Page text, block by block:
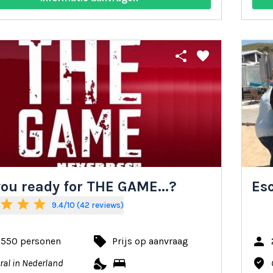
share favorite
ready for THE GAME...?
star star star 9.4/10 (42 reviews)
personen local_offer Prijs op aanvraag
in Nederland
nights_stay bed
person
where_to_vote